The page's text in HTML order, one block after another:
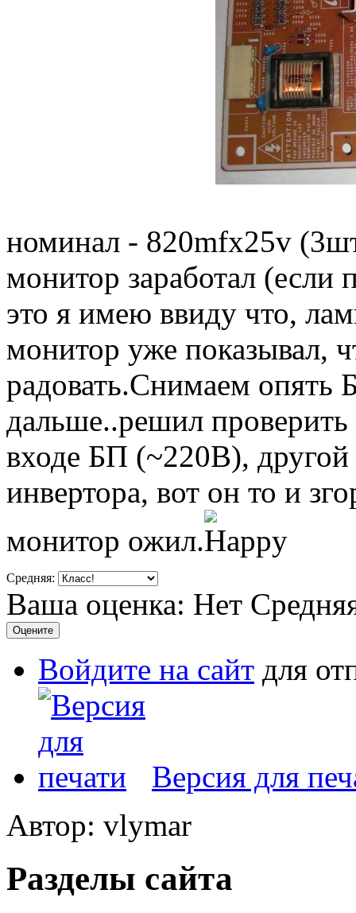
номинал - 820mfx25v
монитор заработал (если
это я имею ввиду что,
монитор уже показывал,
радовать.Снимаем опять
дальше..решил
входе БП (~220В),
инвертора, вот он то и
монитор ожил.
Средняя:
Ваша оценка: Нет
Войдите на сайт для
Версия для
Автор: vlymar
Разделы сайта